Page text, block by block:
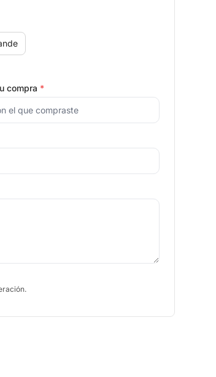
compra *